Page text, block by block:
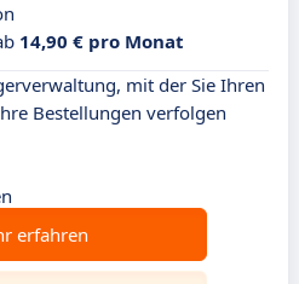
14,90 € pro Monat
mit der Sie Ihren
Bestellungen verfolgen
erfahren